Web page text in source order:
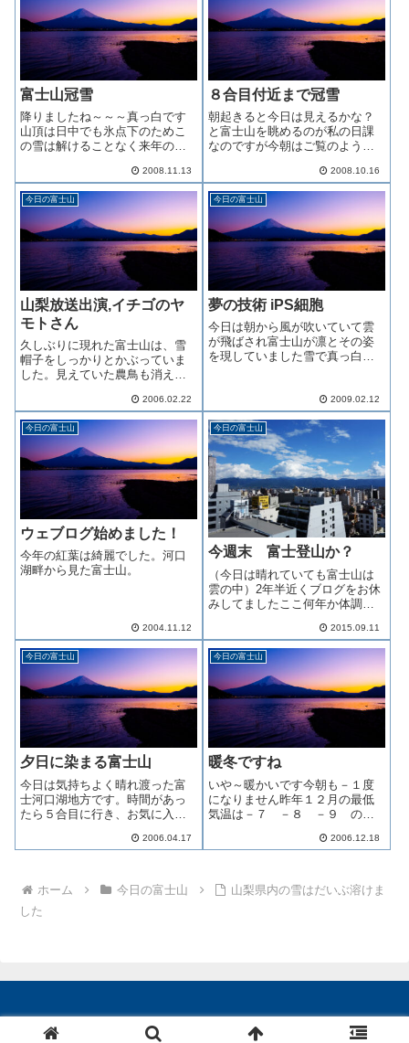
富士山冠雪
降りましたね～～～真っ白です
山頂は日中でも氷点下のためこ
の雪は解けることなく来年の春
2008.11.13
８合目付近まで冠雪
朝起きると今日は見えるかな？
と富士山を眺めるのが私の日課
なのですが今朝はご覧のような
2008.10.16
今日の富士山
山梨放送出演,イチゴのヤ
モトさん
久しぶりに現れた富士山は、雪
帽子をしっかりとかぶっていま
した。見えていた農鳥も消え
た。やっぱりこの時期の富士山
は、この姿でしょう。さて上の
写真、ヤモトさんの話を真剣に
聞き入る方々。誰かというと、
山梨放送 （ＹＢＳ）...
2006.02.22
今日の富士山
夢の技術 iPS細胞
今日は朝から風が吹いていて雲
が飛ばされ富士山が凛とその姿
を現していました雪で真っ白く
なのでしょうiPS細胞 「人工多
能性幹細胞」 についての本を
先日読みました理学系を大学で
学んだ私で...
2009.02.12
今日の富士山
ウェブログ始めました！
今年の紅葉は綺麗でした。河口
湖畔から見た富士山。
2004.11.12
今日の富士山
今週末 富士登山か？
（今日は晴れていても富士山は
雲の中）2年半近くブログをお休
みしてましたここ何年か体調が
たが春頃からやっと復活してき
ましたトンネル長かった
な・・・さて、富士登山のお話
しです昨年は次女の骨折＆私の
体調不良で中止今年こ...
2015.09.11
今日の富士山
夕日に染まる富士山
今日は気持ちよく晴れ渡った富
士河口湖地方です。時間があっ
たら５合目に行き、お気に入り
すが、ここから見る限り５合目
には、歩けるようになるのでは
2006.04.17
今日の富士山
暖冬ですね
いや～暖かいです今朝も－１度
になりません昨年１２月の最低
気温は－７ －８ －９ のオ
－１１度を記録しています今か
き替えているので一応は安心で
2006.12.18
ホーム 今日の富士山
山梨県内の雪はだいぶ溶けま
した
© 1999-2026 芦沢文彦.